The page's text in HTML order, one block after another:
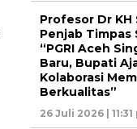
Profesor Dr KH
Penjab Timpas
“PGRI Aceh
Baru, Bupati
Kolaborasi
Berkualitas”
26 Juli 2026 |